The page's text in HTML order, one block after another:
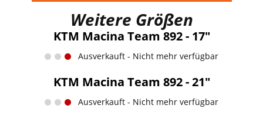
Weitere Größen
KTM Macina Team 892 - 17"
Ausverkauft - Nicht mehr verfügbar
KTM Macina Team 892 - 21"
Ausverkauft - Nicht mehr verfügbar